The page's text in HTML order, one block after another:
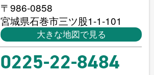
〒986-0858
宮城県石巻市三ツ股1-1-101
大きな地図で見る
0225-22-8484